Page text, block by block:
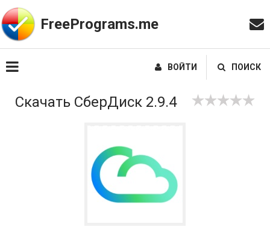
FreePrograms.me
ВОЙТИ ПОИСК
Скачать СберДиск 2.9.4